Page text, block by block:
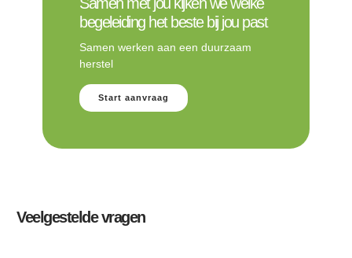
begeleiding het beste bij jou past
Samen werken aan een duurzaam
herstel
Start aanvraag
Veelgestelde vragen